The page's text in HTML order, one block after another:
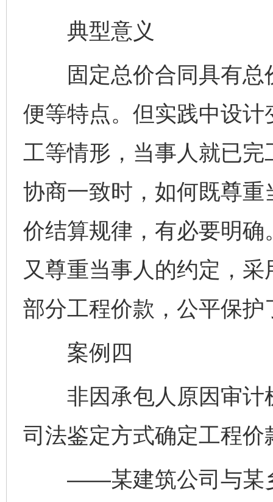
典型意义
固定总价合同具有总
便等特点。但实践中设
工等情形，当事人就已
协商一致时，如何既尊
价结算规律，有必要明
又尊重当事人的约定，
部分工程价款，公平保护
案例四
非因承包人原因审计
司法鉴定方式确定工程价
——某建筑公司与某乡